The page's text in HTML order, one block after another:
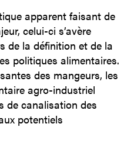
apparent faisant de
celui-ci s’avère
de la définition et de la
politiques alimentaires.
des mangeurs, les
agro-industriel
de canalisation des
potentiels